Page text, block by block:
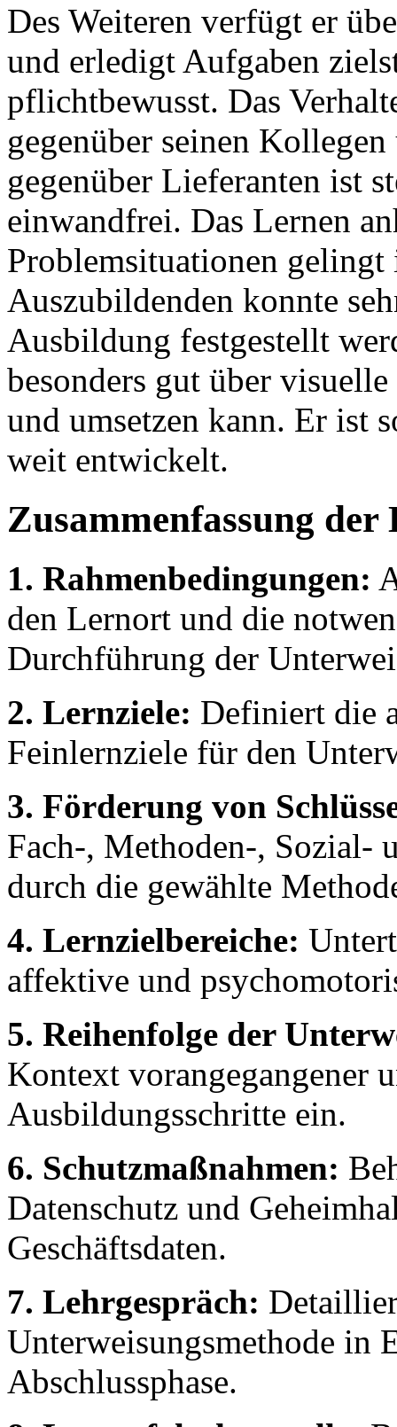
Des Weiteren verfügt er
und erledigt Aufgaben
pflichtbewusst. Das
gegenüber seinen
gegenüber Lieferanten ist
einwandfrei. Das Lernen
Problemsituationen
Auszubildenden konnte
Ausbildung festgestellt
besonders gut über
und umsetzen kann. Er ist
weit entwickelt.
Zusammenfassung der
1. Rahmenbedingungen:
den Lernort und die
Durchführung der
2. Lernziele: Definiert die
Feinlernziele für den
3. Förderung von
Fach-, Methoden-, Sozial-
durch die gewählte
4. Lernzielbereiche:
affektive und
5. Reihenfolge der
Kontext vorangegangener
Ausbildungsschritte ein.
6. Schutzmaßnahmen:
Datenschutz und
Geschäftsdaten.
7. Lehrgespräch:
Unterweisungsmethode in
Abschlussphase.